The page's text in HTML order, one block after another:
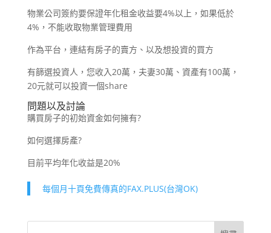
物業公司簽約要保證年化租金收益要4%以上，如果低於
4%，不能收取物業管理費用
作為平台，連結有房子的賣方、以及想投資的買方
有篩選投資人，您收入20萬，夫妻30萬、資產有100萬，
20元就可以投資一個share
問題以及討論
購買房子的初始資金如何擁有?
如何選擇房產?
目前平均年化收益是20%
每個月十頁免費傳真的FAX.PLUS(台灣OK)